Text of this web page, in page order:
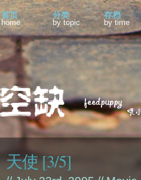
首页
home
分类
by topic
存档
by time
天使 [3/5]